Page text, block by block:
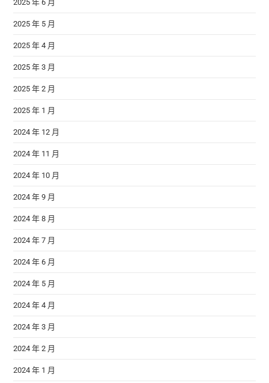
2025 年 6 月
2025 年 5 月
2025 年 4 月
2025 年 3 月
2025 年 2 月
2025 年 1 月
2024 年 12 月
2024 年 11 月
2024 年 10 月
2024 年 9 月
2024 年 8 月
2024 年 7 月
2024 年 6 月
2024 年 5 月
2024 年 4 月
2024 年 3 月
2024 年 2 月
2024 年 1 月